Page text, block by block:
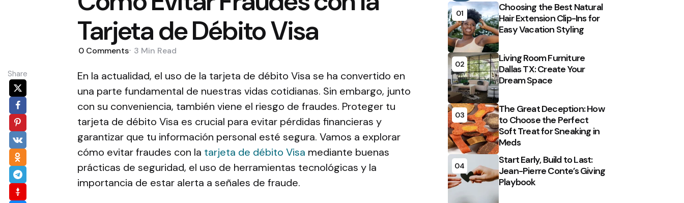
Tarjeta de Débito Visa
0 Comments 3 Min Read
Share
En la actualidad, el uso de la tarjeta de débito Visa se ha convertido en
una parte fundamental de nuestras vidas cotidianas. Sin embargo, junto
con su conveniencia, también viene el riesgo de fraudes. Proteger tu
tarjeta de débito Visa es crucial para evitar pérdidas financieras y
garantizar que tu información personal esté segura. Vamos a explorar
cómo evitar fraudes con la tarjeta de débito Visa mediante buenas
prácticas de seguridad, el uso de herramientas tecnológicas y la
importancia de estar alerta a señales de fraude.
01
Choosing the Best Natural
Hair Extension Clip-Ins for
Easy Vacation Styling
02
Living Room Furniture
Dallas TX: Create Your
Dream Space
03
The Great Deception: How
to Choose the Perfect
Soft Treat for Sneaking in
Meds
04
Start Early, Build to Last:
Jean-Pierre Conte’s Giving
Playbook